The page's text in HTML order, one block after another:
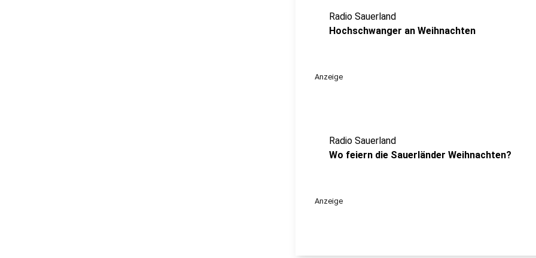
Radio Sauerland
Hochschwanger an Weihnachten
Anzeige
Radio Sauerland
Wo feiern die Sauerländer Weihnachten?
Anzeige